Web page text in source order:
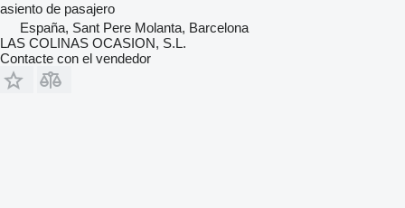
asiento de pasajero
España, Sant Pere Molanta, Barcelona
LAS COLINAS OCASION, S.L.
Contacte con el vendedor